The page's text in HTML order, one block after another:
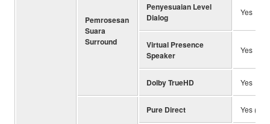
Pemrosesan
Suara
Surround
Penyesuaian Level
Dialog
Yes
Virtual Presence
Speaker
Yes
Dolby TrueHD Yes
Pure Direct Yes